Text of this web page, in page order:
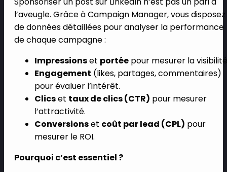
l’aveugle. Grâce à Campaign Manager, vous disposez
de données détaillées pour analyser la performance
de chaque campagne :
Impressionset portée pour mesurer la
Engagement (likes, partages, commentaires)
pour évaluer l’intérêt.
Clicset taux de clics (CTR) pour mesurer
l’attractivité.
Conversionset coût par lead (CPL) pour
mesurer le ROI.
Pourquoi c’est essentiel ?